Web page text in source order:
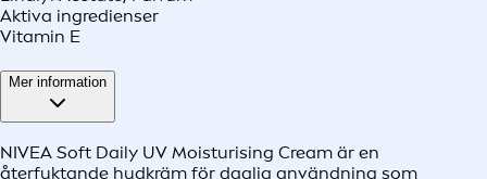
Aktiva ingredienser
Vitamin E
Mer information
NIVEA Soft Daily UV Moisturising Cream är en
återfuktande hudkräm för daglig användning som